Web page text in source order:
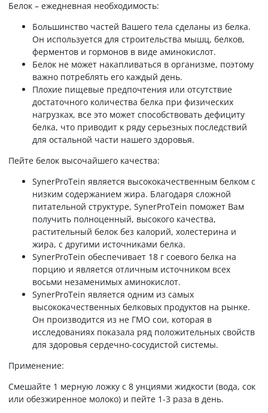
Белок – ежедневная необходимость:
Большинство частей Вашего тела сделаны из белка.
Он используется для строительства мышц, белков,
ферментов и гормонов в виде аминокислот.
Белок не может накапливаться в организме, поэтому
важно потреблять его каждый день.
Плохие пищевые предпочтения или отсутствие
достаточного количества белка при физических
нагрузках, все это может способствовать дефициту
белка, что приводит к ряду серьезных последствий
для остальной части нашего здоровья.
Пейте белок высочайшего качества:
SynerProTein является высококачественным белком с
низким содержанием жира. Благодаря сложной
питательной структуре, SynerProTein поможет Вам
получить полноценный, высокого качества,
растительный белок без калорий, холестерина и
жира, с другими источниками белка.
SynerProTein обеспечивает 18 г соевого белка на
порцию и является отличным источником всех
восьми незаменимых аминокислот.
SynerProTein является одним из самых
высококачественных белковых продуктов на рынке.
Он производится из не ГМО сои, которая в
исследованиях показала ряд положительных свойств
для здоровья сердечно-сосудистой системы.
Применение:
Смешайте 1 мерную ложку с 8 унциями жидкости (вода, сок
или обезжиренное молоко) и пейте 1-3 раза в день.